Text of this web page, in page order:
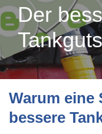
Der
Warum eine
bessere